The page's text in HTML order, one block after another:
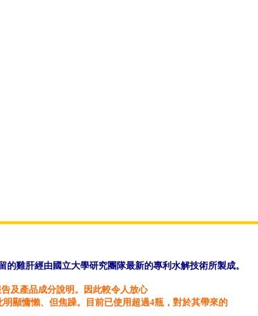
的雞肝經由國立大學研究團隊最新的專利水解技術所製成。
及產品成分說明。因此較令人放心
顯慵懶、但焦躁。目前已使用超過4瓶，對於其帶來的